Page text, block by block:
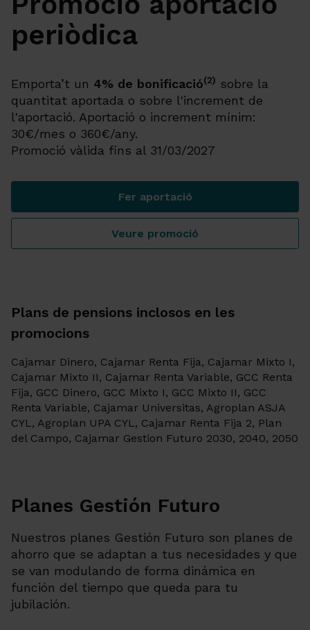
periòdica
Emporta’t un 4% de bonificació(2) sobre la
quantitat aportada o sobre l'increment de
l'aportació. Aportació o increment mínim:
30€/mes o 360€/any.
Promoció vàlida fins al 31/03/2027
Fer aportacióPromoció aportació
Veure promocióPromoció aportació
Plans de pensions inclosos en les
promocions
Cajamar Dinero, Cajamar Renta Fija, Cajamar Mixto I,
Cajamar Mixto II, Cajamar Renta Variable, GCC Renta
Fija, GCC Dinero, GCC Mixto I, GCC Mixto II, GCC
Renta Variable, Cajamar Universitas, Agroplan ASJA
CYL, Agroplan UPA CYL, Cajamar Renta Fija 2, Plan
del Campo, Cajamar Gestion Futuro 2030, 2040, 2050
Planes Gestión Futuro
Nuestros planes Gestión Futuro son planes de
ahorro que se adaptan a tus necesidades y que
se van modulando de forma dinámica en
función del tiempo que queda para tu
jubilación.